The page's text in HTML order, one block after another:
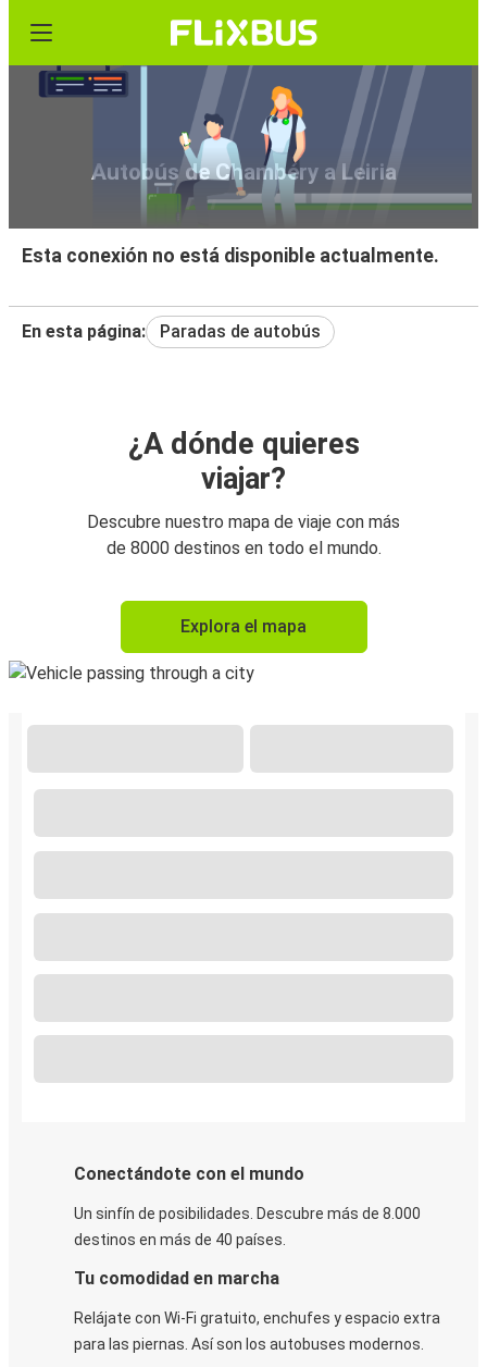
Autobús de Chambéry a Leiria
Esta conexión no está disponible actualmente.
En esta página: Paradas de autobús
¿A dónde quieres
viajar?
Descubre nuestro mapa de viaje con más
de 8000 destinos en todo el mundo.
Explora el mapa
Conectándote con el mundo
Un sinfín de posibilidades. Descubre más de 8.000
destinos en más de 40 países.
Tu comodidad en marcha
Relájate con Wi-Fi gratuito, enchufes y espacio extra
para las piernas. Así son los autobuses modernos.